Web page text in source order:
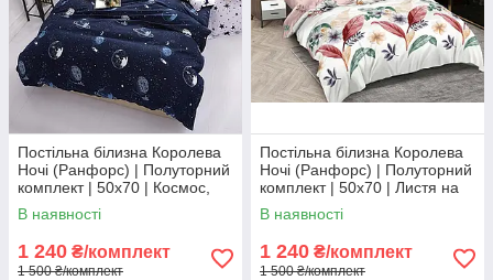
Постільна білизна Королева
Ночі (Ранфорс) | Полуторний
комплект | 50х70 | Космос,
планети, зірки на темно-
синьому
В наявності
1 240 ₴/комплект
1 500 ₴/комплект
Постільна білизна Королева
Ночі (Ранфорс) | Полуторний
комплект | 50х70 | Листя на
світлому та рожевому
В наявності
1 240 ₴/комплект
1 500 ₴/комплект